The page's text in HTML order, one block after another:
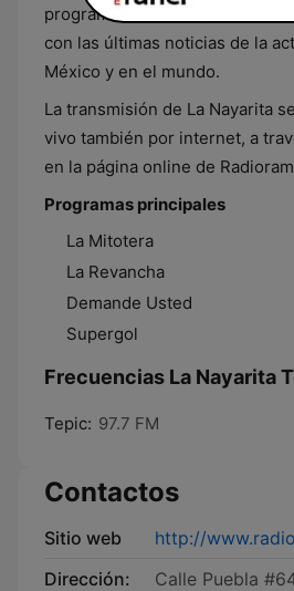
programas sobre deportes y
con las últimas noticias de la
México y en el mundo.
La transmisión de La Nayarita
vivo también por internet, a
en la página online de
Programas principales
La Mitotera
La Revancha
Demande Usted
Supergol
Frecuencias La Nayarita
Tepic: 97.7 FM
Contactos
Sitio web
http://
Dirección:
Calle Puebla